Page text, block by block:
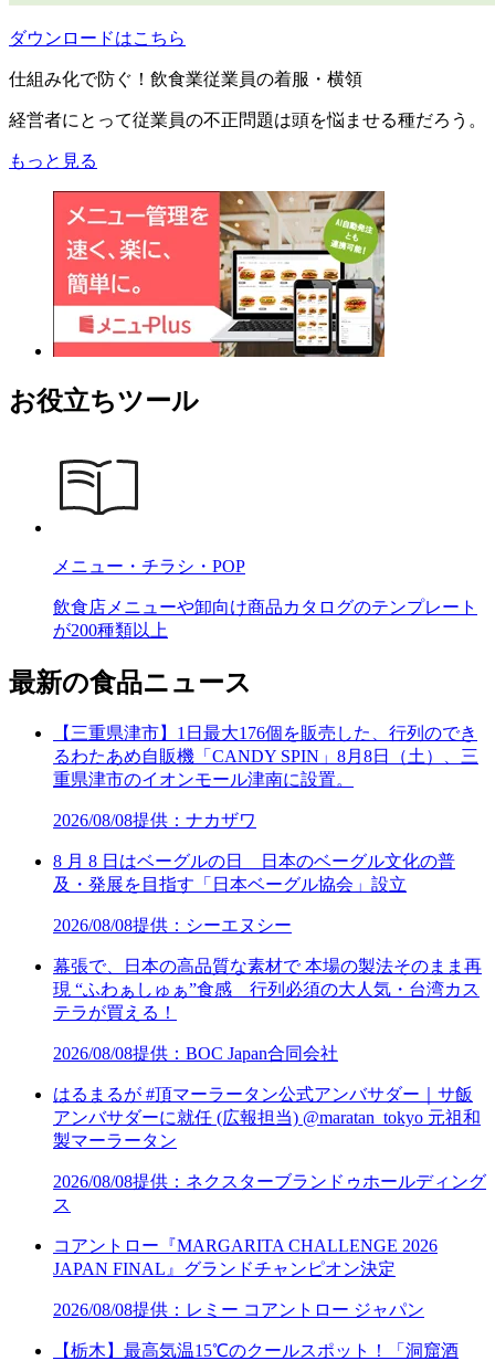
ダウンロードはこちら
仕組み化で防ぐ！飲食業従業員の着服・横領
経営者にとって従業員の不正問題は頭を悩ませる種だろう。
もっと見る
お役立ちツール
メニュー・チラシ・POP
飲食店メニューや卸向け商品カタログのテンプレート
が200種類以上
最新の食品ニュース
【三重県津市】1日最大176個を販売した、行列のでき
るわたあめ自販機「CANDY SPIN」8月8日（土）、三
重県津市のイオンモール津南に設置。
2026/08/08提供：ナカザワ
8 月 8 日はベーグルの日 日本のベーグル文化の普
及・発展を目指す「日本ベーグル協会」設立
2026/08/08提供：シーエヌシー
幕張で、日本の高品質な素材で 本場の製法そのまま再
現 “ふわぁしゅぁ”食感 行列必須の大人気・台湾カス
テラが買える！
2026/08/08提供：BOC Japan合同会社
はるまるが #頂マーラータン公式アンバサダー｜サ飯
アンバサダーに就任 (広報担当) @maratan_tokyo 元祖和
製マーラータン
2026/08/08提供：ネクスターブランドゥホールディング
ス
コアントロー『MARGARITA CHALLENGE 2026
JAPAN FINAL』グランドチャンピオン決定
2026/08/08提供：レミー コアントロー ジャパン
【栃木】最高気温15℃のクールスポット！「洞窟酒